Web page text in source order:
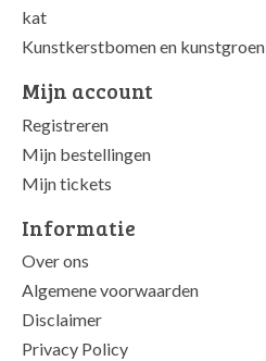
kat
Kunstkerstbomen en kunstgroen
Mijn account
Registreren
Mijn bestellingen
Mijn tickets
Informatie
Over ons
Algemene voorwaarden
Disclaimer
Privacy Policy